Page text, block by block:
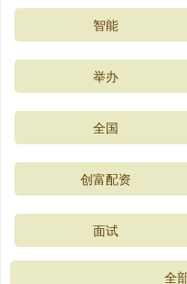
智能
举办
全国
创富配资
面试
全